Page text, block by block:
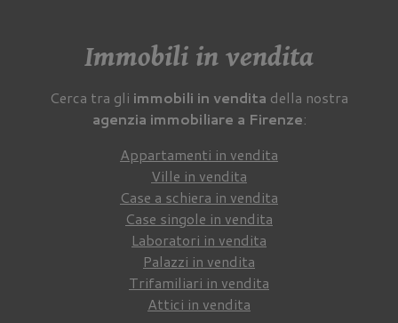
Immobili in vendita
Cerca tra gli immobili in vendita della nostra
agenzia immobiliare a Firenze:
Appartamenti in vendita
Ville in vendita
Case a schiera in vendita
Case singole in vendita
Laboratori in vendita
Palazzi in vendita
Trifamiliari in vendita
Attici in vendita